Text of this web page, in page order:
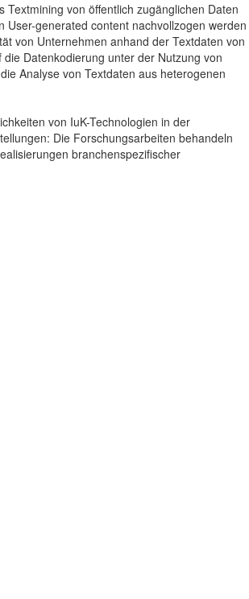
von öffentlich zugänglichen Daten
generated content nachvollzogen werden
von Unternehmen anhand der Textdaten von
Datenkodierung unter der Nutzung von
Analyse von Textdaten aus heterogenen
von IuK-Technologien in der
Die Forschungsarbeiten behandeln
branchenspezifischer